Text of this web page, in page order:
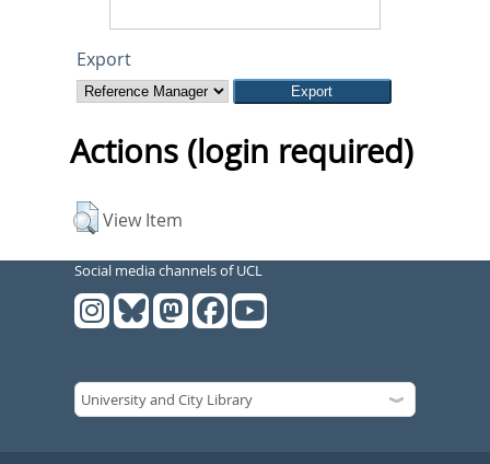
Export
Actions (login required)
View Item
Social media channels of UCL